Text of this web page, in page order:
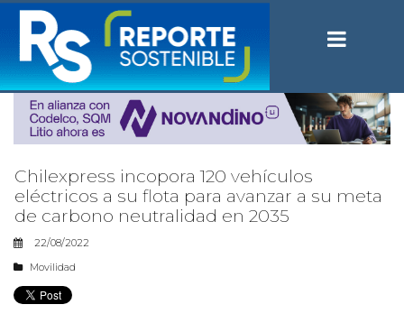
Chilexpress incopora 120 vehículos
eléctricos a su flota para avanzar a su meta
de carbono neutralidad en 2035
22/08/2022
Movilidad